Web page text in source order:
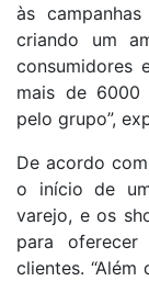
às
criando um
consumidores
mais de 6000
pelo grupo”,
De acordo
o início de
varejo, e os
para oferecer
clientes.